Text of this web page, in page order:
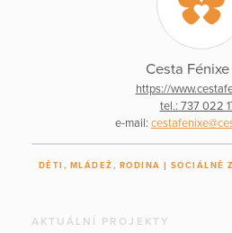
Cesta Fénixe
https://
tel.: 737 022
e-mail:
DĚTI, MLÁDEŽ, RODINA SOCIÁLNĚ
AKTUÁLNÍ PROJEKTY